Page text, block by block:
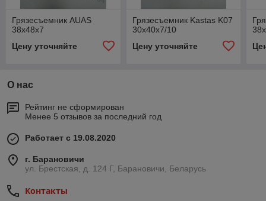
Грязесъемник AUAS
38х48х7
Цену уточняйте
Грязесъемник Kastas K07
30х40х7/10
Цену уточняйте
О нас
Рейтинг не сформирован
Менее 5 отзывов за последний год
Работает с 19.08.2020
г. Барановичи
ул. Брестская, д. 124 Г, Барановичи, Беларусь
Контакты